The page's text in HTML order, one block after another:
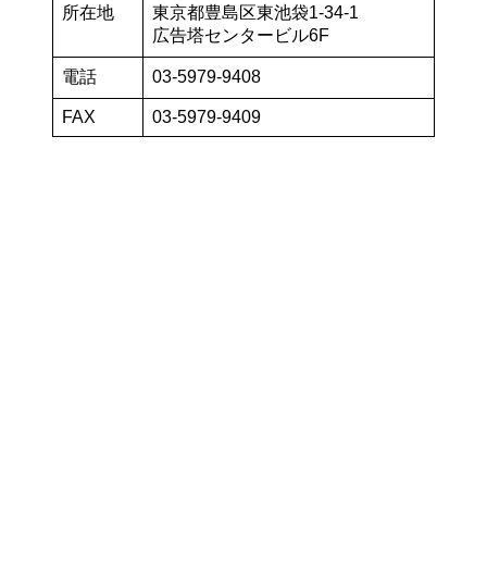
所在地
東京都豊島区東池袋1-34-1
広告塔センタービル6F
電話 03-5979-9408
FAX 03-5979-9409